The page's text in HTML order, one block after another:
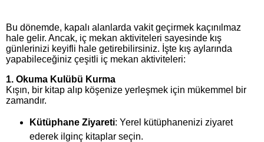
Bu dönemde, kapalı alanlarda vakit geçirmek kaçınılmaz
hale gelir. Ancak, iç mekan aktiviteleri sayesinde kış
günlerinizi keyifli hale getirebilirsiniz. İşte kış aylarında
yapabileceğiniz çeşitli iç mekan aktiviteleri:
1. Okuma Kulübü Kurma
Kışın, bir kitap alıp köşenize yerleşmek için mükemmel bir
zamandır.
Kütüphane Ziyareti: Yerel kütüphanenizi ziyaret
ederek ilginç kitaplar seçin.